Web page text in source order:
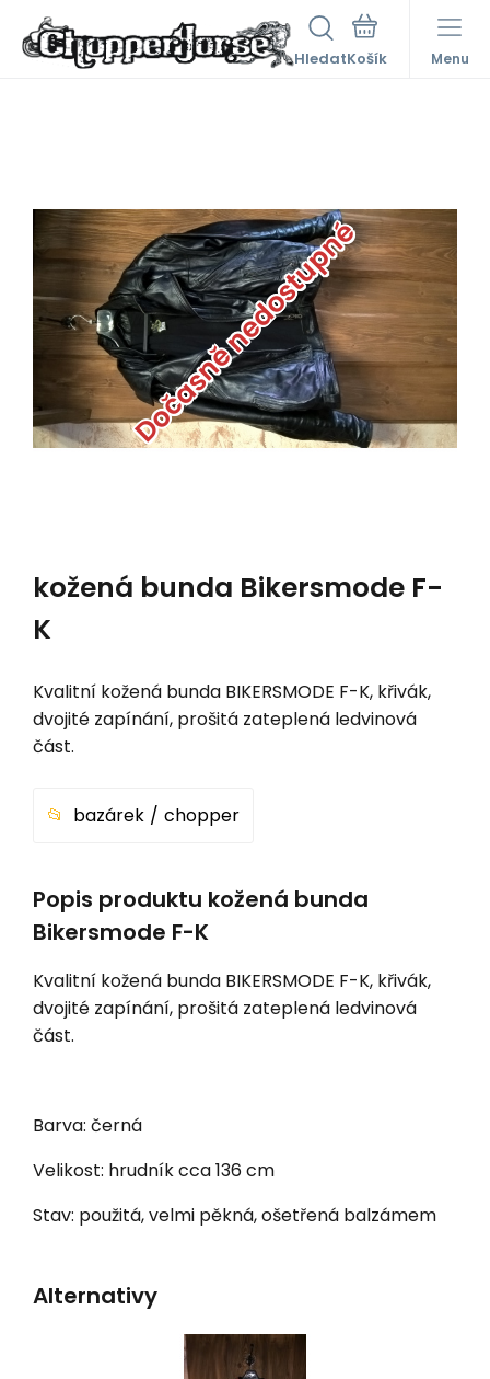
Hledat Menu
Dočasně nedostupné
kožená bunda Bikersmode F-
K
Kvalitní kožená bunda BIKERSMODE F-K, křivák,
dvojité zapínání, prošitá zateplená ledvinová
část.
bazárek chopper
Popis produktu kožená bunda
Bikersmode F-K
Kvalitní kožená bunda BIKERSMODE F-K, křivák,
dvojité zapínání, prošitá zateplená ledvinová
část.
Barva: černá
Velikost: hrudník cca 136 cm
Stav: použitá, velmi pěkná, ošetřená balzámem
Alternativy